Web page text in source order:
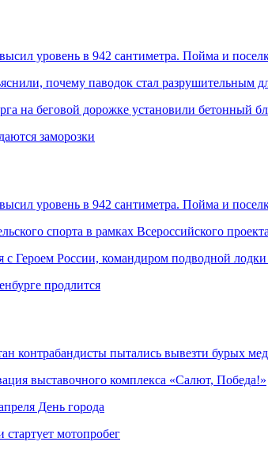
уровень в 942 сантиметра. Пойма и
почему паводок стал разрушительным
на беговой дорожке установили бетонный
заморозки
уровень в 942 сантиметра. Пойма и
спорта в рамках Всероссийского
с Героем России, командиром подводной
продлится
контрабандисты пытались вывезти бурых
выставочного комплекса «Салют, Победа!»
День города
мотопробег